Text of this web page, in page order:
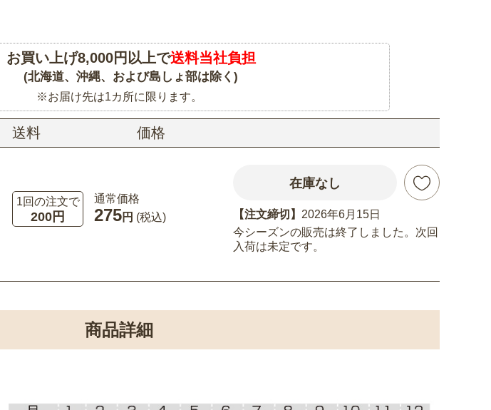
お買い上げ8,000円以上で送料当社負担
(北海道、沖縄、および島しょ部は除く)
※お届け先は1カ所に限ります。
送料 価格
1回の注文で
200円
通常価格
275円 (税込)
在庫なし
【注文締切】 2026年6月15日
今シーズンの販売は終了しました。次回
入荷は未定です。
商品詳細